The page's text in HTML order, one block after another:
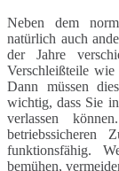
Neben dem
natürlich auch
der Jahre
Verschleißteile
Dann müssen
wichtig, dass Sie
verlassen
funktionsfähig.
bemühen,